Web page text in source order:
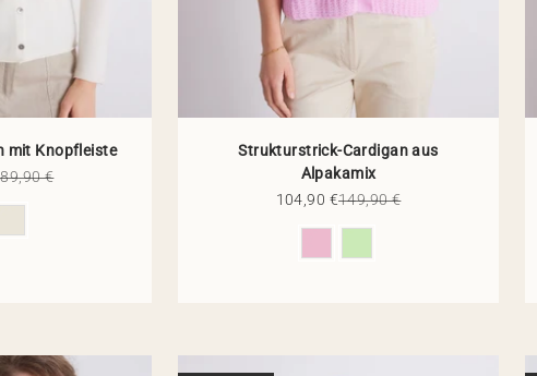
mit Knopfleiste
Preis
€
Strukturstrick-Cardigan aus
Alpakamix
Angebot
104,90 €Regulärer Preis
149,90 €